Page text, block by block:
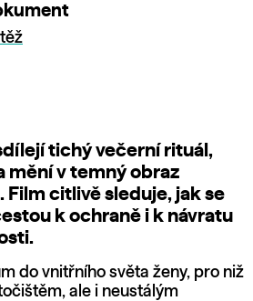
tichý večerní rituál,
mění v temný obraz
Film citlivě sleduje, jak se
k ochraně i k návratu
do vnitřního světa ženy, pro niž
ale i neustálým